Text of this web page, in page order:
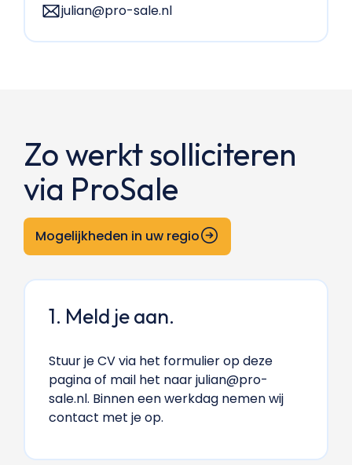
julian@pro-sale.nl
Zo werkt solliciteren
via ProSale
Mogelijkheden in uw regio
1. Meld je aan.
Stuur je CV via het formulier op deze
pagina of mail het naar julian@pro-
sale.nl. Binnen een werkdag nemen wij
contact met je op.